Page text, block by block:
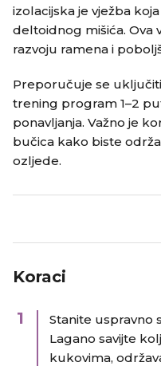
izolacijska je vježba
deltoidnog mišića. Ova
razvoju ramena i
Preporučuje se
trening program 1–2
ponavljanja. Važno je
bučica kako biste
ozljede.​
Koraci
1
Stanite uspravno
Lagano savijte
kukovima,